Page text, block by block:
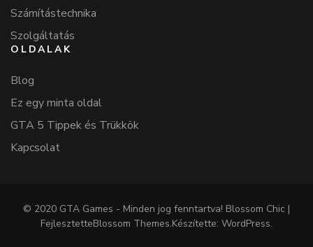
Számítástechnika
Szolgáltatás
OLDALAK
Blog
Ez egy minta oldal
GTA 5 Tippek és Trükkök
Kapcsolat
© 2020 GTA Games - Minden jog fenntartva! Blossom Chic |
FejlesztetteBlossom Themes.Készítette: WordPress.